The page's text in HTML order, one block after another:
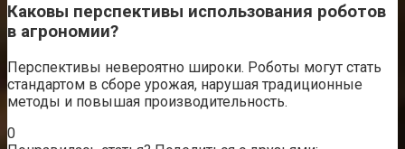
Каковы перспективы использования роботов
в агрономии?
Перспективы невероятно широки. Роботы могут стать
стандартом в сборе урожая, нарушая традиционные
методы и повышая производительность.
0